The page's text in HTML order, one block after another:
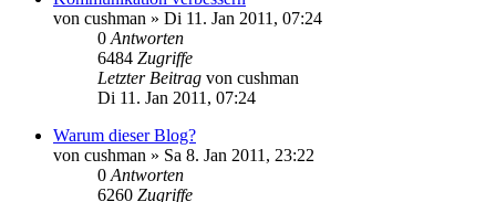
von cushman » Di 11. Jan 2011, 07:24
0 Antworten
6484 Zugriffe
Letzter Beitrag von cushman
Di 11. Jan 2011, 07:24
Warum dieser Blog?
von cushman » Sa 8. Jan 2011, 23:22
0 Antworten
6260 Zugriffe